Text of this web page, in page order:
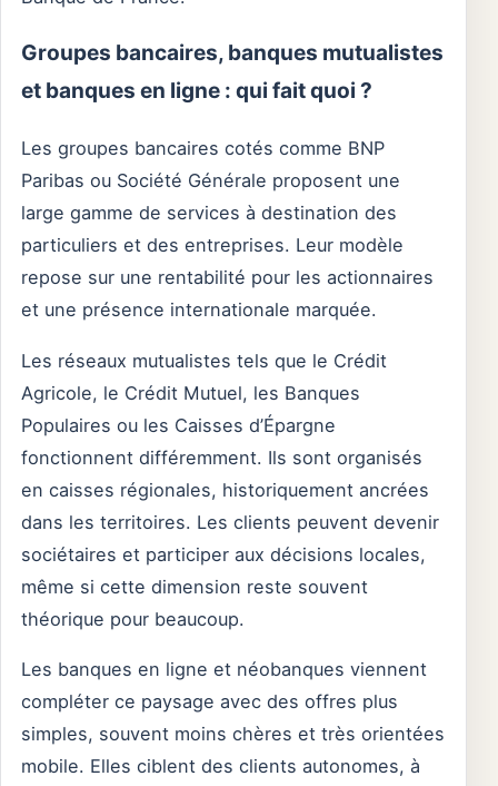
Groupes bancaires, banques mutualistes
et banques en ligne : qui fait quoi ?
Les groupes bancaires cotés comme BNP
Paribas ou Société Générale proposent une
large gamme de services à destination des
particuliers et des entreprises. Leur modèle
repose sur une rentabilité pour les actionnaires
et une présence internationale marquée.
Les réseaux mutualistes tels que le Crédit
Agricole, le Crédit Mutuel, les Banques
Populaires ou les Caisses d’Épargne
fonctionnent différemment. Ils sont organisés
en caisses régionales, historiquement ancrées
dans les territoires. Les clients peuvent devenir
sociétaires et participer aux décisions locales,
même si cette dimension reste souvent
théorique pour beaucoup.
Les banques en ligne et néobanques viennent
compléter ce paysage avec des offres plus
simples, souvent moins chères et très orientées
mobile. Elles ciblent des clients autonomes, à